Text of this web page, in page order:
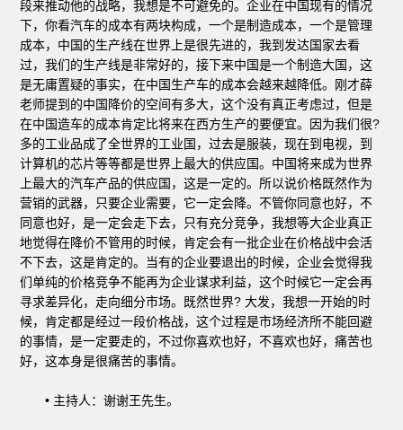
段来推动他的战略，我想是不可避免的。企业在中国现有的情况
下，你看汽车的成本有两块构成，一个是制造成本，一个是管理
成本，中国的生产线在世界上是很先进的，我到发达国家去看
过，我们的生产线是非常好的，接下来中国是一个制造大国，这
是无庸置疑的事实，在中国生产车的成本会越来越降低。刚才薛
老师提到的中国降价的空间有多大，这个没有真正考虑过，但是
在中国造车的成本肯定比将来在西方生产的要便宜。因为我们很?
多的工业品成了全世界的工业国，过去是服装，现在到电视，到
计算机的芯片等等都是世界上最大的供应国。中国将来成为世界
上最大的汽车产品的供应国，这是一定的。所以说价格既然作为
营销的武器，只要企业需要，它一定会降。不管你同意也好，不
同意也好，是一定会走下去，只有充分竞争，我想等大企业真正
地觉得在降价不管用的时候，肯定会有一批企业在价格战中会活
不下去，这是肯定的。当有的企业要退出的时候，企业会觉得我
们单纯的价格竞争不能再为企业谋求利益，这个时候它一定会再
寻求差异化，走向细分市场。既然世界? 大发，我想一开始的时
候，肯定都是经过一段价格战，这个过程是市场经济所不能回避
的事情，是一定要走的，不过你喜欢也好，不喜欢也好，痛苦也
好，这本身是很痛苦的事情。
• 主持人：谢谢王先生。